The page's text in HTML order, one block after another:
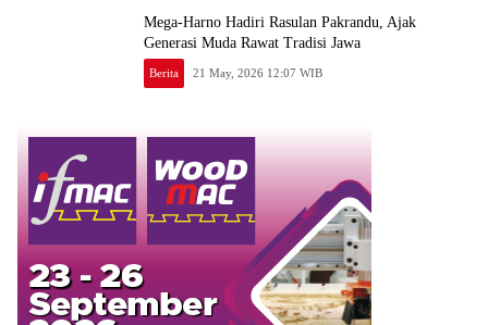
Mega-Harno Hadiri Rasulan Pakrandu, Ajak
Generasi Muda Rawat Tradisi Jawa
Berita 21 May, 2026 12:07 WIB